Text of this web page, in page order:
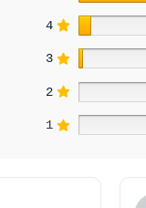
4
3
2
1